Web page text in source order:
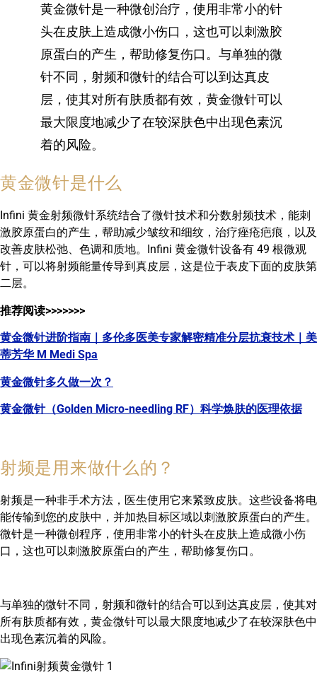
黄金微针是一种微创治疗，使用非常小的针
头在皮肤上造成微小伤口，这也可以刺激胶
原蛋白的产生，帮助修复伤口。与单独的微
针不同，射频和微针的结合可以到达真皮
层，使其对所有肤质都有效，黄金微针可以
最大限度地减少了在较深肤色中出现色素沉
着的风险。
黄金微针是什么
Infini 黄金射频微针系统结合了微针技术和分数射频技术，能刺
激胶原蛋白的产生，帮助减少皱纹和细纹，治疗痤疮疤痕，以及
改善皮肤松弛、色调和质地。Infini 黄金微针设备有 49 根微观
针，可以将射频能量传导到真皮层，这是位于表皮下面的皮肤第
二层。
推荐阅读>>>>>>>
黄金微针进阶指南｜多伦多医美专家解密精准分层抗衰技术｜美
蒂芳华 M Medi Spa
黄金微针多久做一次？
黄金微针（Golden Micro-needling RF）科学焕肤的医理依据
射频是用来做什么的？
射频是一种非手术方法，医生使用它来紧致皮肤。这些设备将电
能传输到您的皮肤中，并加热目标区域以刺激胶原蛋白的产生。
微针是一种微创程序，使用非常小的针头在皮肤上造成微小伤
口，这也可以刺激胶原蛋白的产生，帮助修复伤口。
与单独的微针不同，射频和微针的结合可以到达真皮层，使其对
所有肤质都有效，黄金微针可以最大限度地减少了在较深肤色中
出现色素沉着的风险。